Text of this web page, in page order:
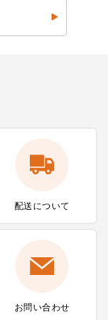
配送について
お問い合わせ